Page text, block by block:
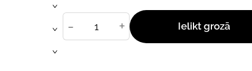
›
›
›
- + Ielikt grozā